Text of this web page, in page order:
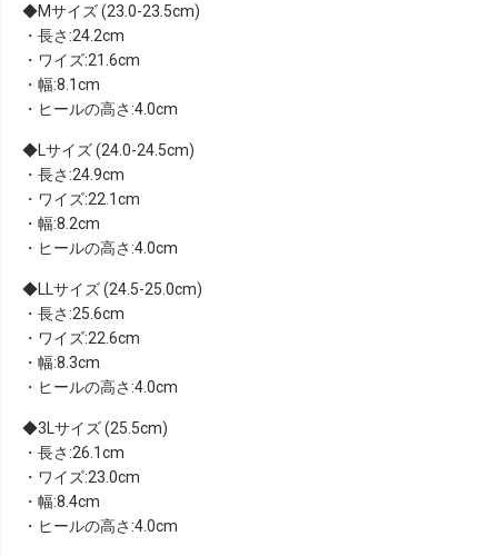
Mサイズ (23.0-23.5cm)
・長さ:24.2cm
・ワイズ:21.6cm
・幅:8.1cm
・ヒールの高さ:4.0cm
Lサイズ (24.0-24.5cm)
・長さ:24.9cm
・ワイズ:22.1cm
・幅:8.2cm
・ヒールの高さ:4.0cm
LLサイズ (24.5-25.0cm)
・長さ:25.6cm
・ワイズ:22.6cm
・幅:8.3cm
・ヒールの高さ:4.0cm
3Lサイズ (25.5cm)
・長さ:26.1cm
・ワイズ:23.0cm
・幅:8.4cm
・ヒールの高さ:4.0cm